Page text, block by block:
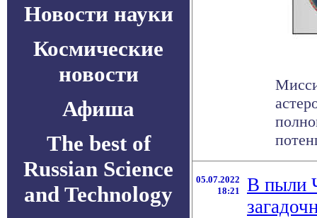
Новости науки
Космические
новости
Афиша
The best of
Russian Science
and Technology
05.07.2022
18:21
В пыли